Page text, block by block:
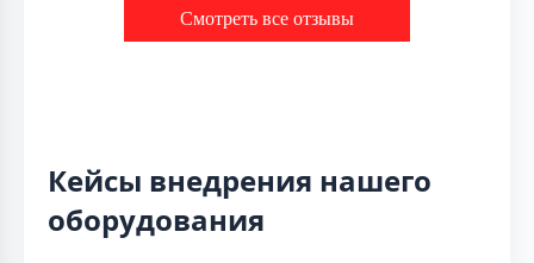
Смотреть все отзывы
Кейсы внедрения нашего
оборудования